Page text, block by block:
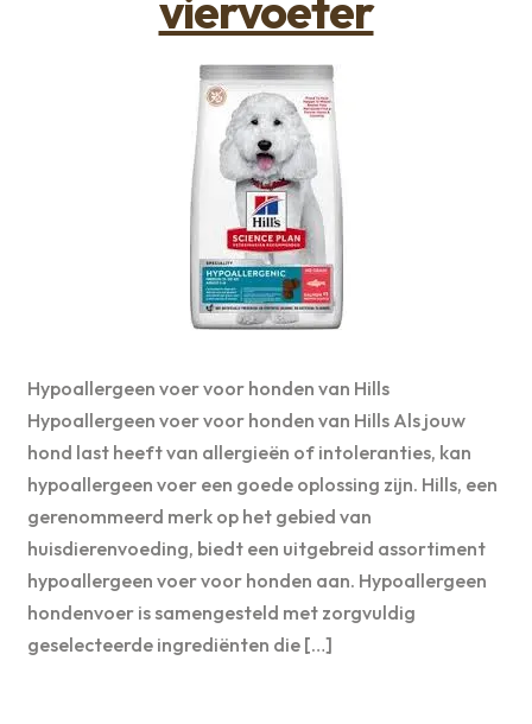
Hypoallergeen voer voor honden van Hills
Hypoallergeen voer voor honden van Hills Als jouw
hond last heeft van allergieën of intoleranties, kan
hypoallergeen voer een goede oplossing zijn. Hills, een
gerenommeerd merk op het gebied van
huisdierenvoeding, biedt een uitgebreid assortiment
hypoallergeen voer voor honden aan. Hypoallergeen
hondenvoer is samengesteld met zorgvuldig
geselecteerde ingrediënten die […]